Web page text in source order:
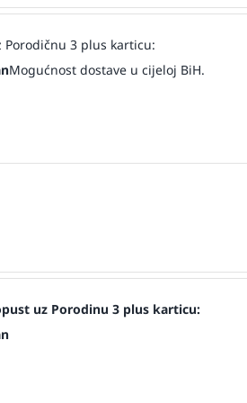
Porodičnu 3 plus karticu:
Mogućnost dostave u cijeloj BiH.
uz Porodinu 3 plus karticu: